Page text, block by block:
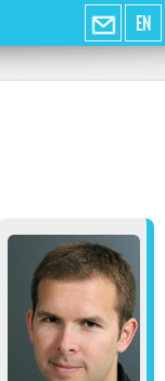
EN